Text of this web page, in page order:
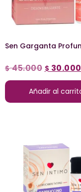
Sen Garganta
$45.000 $ 30.000
Añadir al